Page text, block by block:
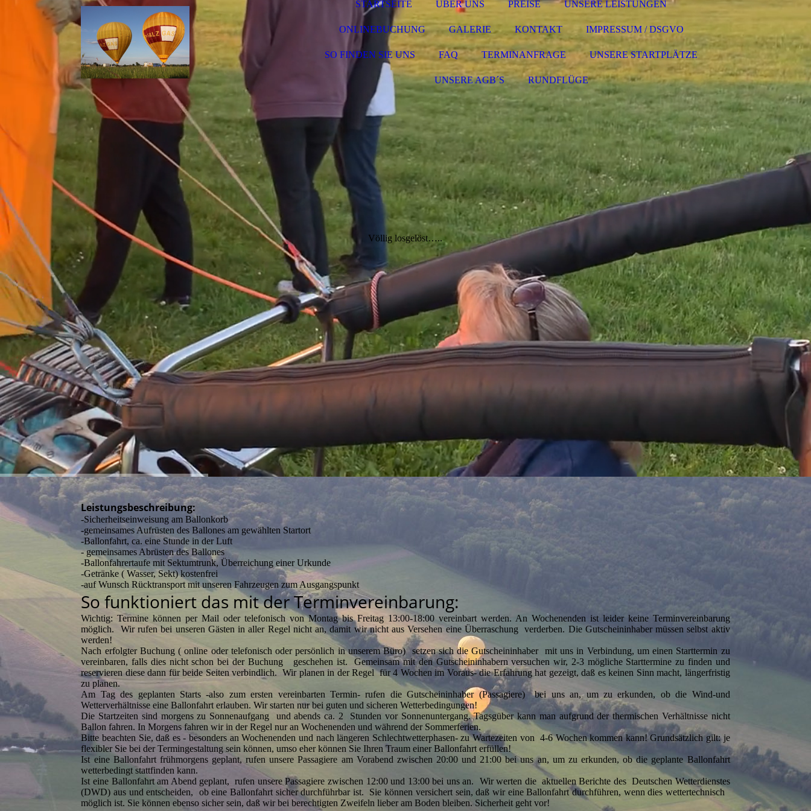
STARTSEITE ÜBER UNS PREISE UNSERE LEISTUNGEN
ONLINEBUCHUNG GALERIE KONTAKT IMPRESSUM / DSGVO
SO FINDEN SIE UNS FAQ TERMINANFRAGE UNSERE STARTPLÄTZE
UNSERE AGB´S RUNDFLÜGE
Völlig losgelöst…..
Leistungsbeschreibung:
-Sicherheitseinweisung am Ballonkorb
-gemeinsames Aufrüsten des Ballones am gewählten Startort
-Ballonfahrt, ca. eine Stunde in der Luft
- gemeinsames Abrüsten des Ballones
-Ballonfahrertaufe mit Sektumtrunk, Überreichung einer Urkunde
-Getränke ( Wasser, Sekt) kostenfrei
-auf Wunsch Rücktransport mit unseren Fahrzeugen zum Ausgangspunkt
So funktioniert das mit der Terminvereinbarung:
Wichtig: Termine können per Mail oder telefonisch von Montag bis Freitag 13:00-18:00 vereinbart werden. An Wochenenden ist leider keine Terminvereinbarung
möglich. Wir rufen bei unseren Gästen in aller Regel nicht an, damit wir nicht aus Versehen eine Überraschung verderben. Die Gutscheininhaber müssen selbst aktiv
werden!
Nach erfolgter Buchung ( online oder telefonisch oder persönlich in unserem Büro) setzen sich die Gutscheininhaber mit uns in Verbindung, um einen Starttermin zu
vereinbaren, falls dies nicht schon bei der Buchung geschehen ist. Gemeinsam mit den Gutscheininhabern versuchen wir, 2-3 mögliche Starttermine zu finden und
reservieren diese dann für beide Seiten verbindlich. Wir planen in der Regel für 4 Wochen im Voraus- die Erfahrung hat gezeigt, daß es keinen Sinn macht, längerfristig
zu planen.
Am Tag des geplanten Starts -also zum ersten vereinbarten Termin- rufen die Gutscheininhaber (Passagiere) bei uns an, um zu erkunden, ob die Wind-und
Wetterverhältnisse eine Ballonfahrt erlauben. Wir starten nur bei guten und sicheren Wetterbedingungen!
Die Startzeiten sind morgens zu Sonnenaufgang und abends ca. 2 Stunden vor Sonnenuntergang. Tagsgüber kann man aufgrund der thermischen Verhältnisse nicht
Ballon fahren. In Morgens fahren wir in der Regel nur an Wochenenden und während der Sommerferien.
Bitte beachten Sie, daß es - besonders an Wochenenden und nach längeren Schlechtwetterphasen- zu Wartezeiten von 4-6 Wochen kommen kann! Grundsätzlich gilt: je
flexibler Sie bei der Termingestaltung sein können, umso eher können Sie Ihren Traum einer Ballonfahrt erfüllen!
Ist eine Ballonfahrt frühmorgens geplant, rufen unsere Passagiere am Vorabend zwischen 20:00 und 21:00 bei uns an, um zu erkunden, ob die geplante Ballonfahrt
wetterbedingt stattfinden kann.
Ist eine Ballonfahrt am Abend geplant, rufen unsere Passagiere zwischen 12:00 und 13:00 bei uns an. Wir werten die aktuellen Berichte des Deutschen Wetterdienstes
(DWD) aus und entscheiden, ob eine Ballonfahrt sicher durchführbar ist. Sie können versichert sein, daß wir eine Ballonfahrt durchführen, wenn dies wettertechnisch
möglich ist. Sie können ebenso sicher sein, daß wir bei berechtigten Zweifeln lieber am Boden bleiben. Sicherheit geht vor!